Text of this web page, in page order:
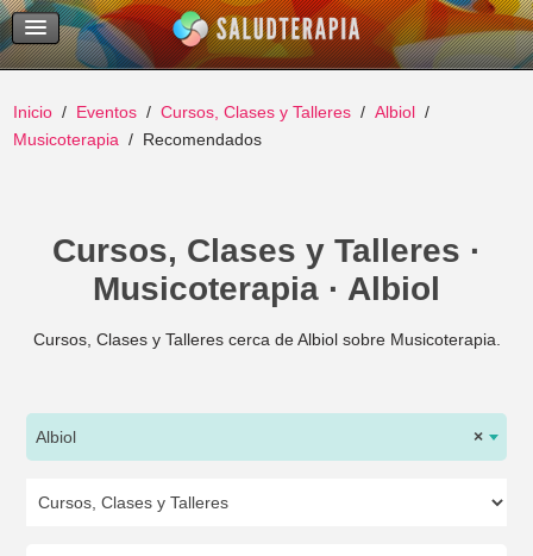
Temas Recientes
Buscar
Inicio Eventos Cursos, Clases y Talleres
Albiol
Musicoterapia
Recomendados
Cursos, Clases y Talleres ·
Musicoterapia · Albiol
Cursos, Clases y Talleres cerca de Albiol sobre Musicoterapia.
×
Albiol